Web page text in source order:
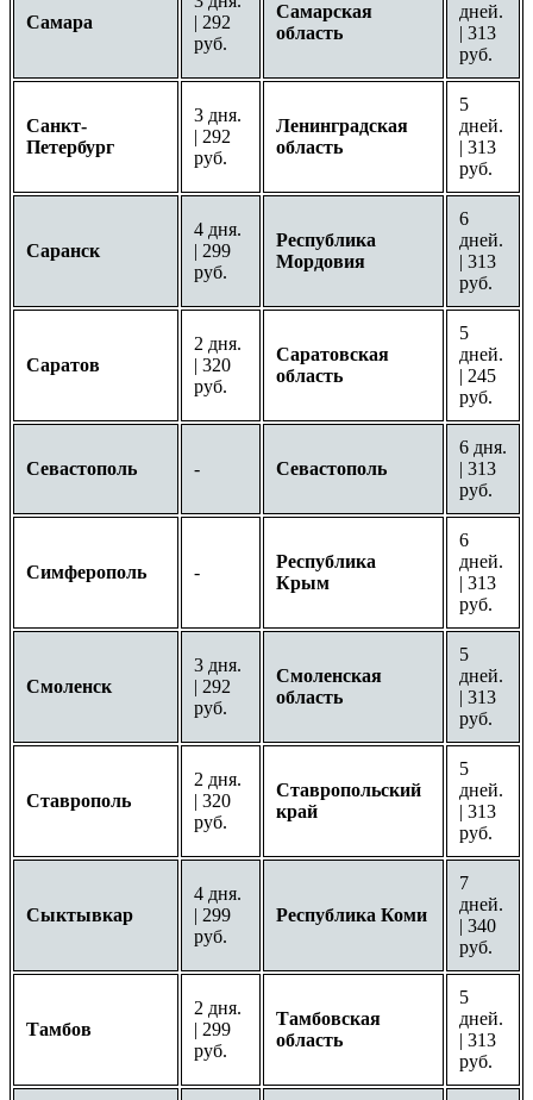
Самара
| 292
руб.
Самарская
область
дней.
| 313
руб.
Санкт-
Петербург
3 дня.
| 292
руб.
Ленинградская
область
5
дней.
| 313
руб.
Саранск
4 дня.
| 299
руб.
Республика
Мордовия
6
дней.
| 313
руб.
Саратов
2 дня.
| 320
руб.
Саратовская
область
5
дней.
| 245
руб.
Севастополь - Севастополь
6 дня.
| 313
руб.
Симферополь -
Республика
Крым
6
дней.
| 313
руб.
Смоленск
3 дня.
| 292
руб.
Смоленская
область
5
дней.
| 313
руб.
Ставрополь
2 дня.
| 320
руб.
Ставропольский
край
5
дней.
| 313
руб.
Сыктывкар
4 дня.
| 299
руб.
Республика Коми
7
дней.
| 340
руб.
Тамбов
2 дня.
| 299
руб.
Тамбовская
область
5
дней.
| 313
руб.